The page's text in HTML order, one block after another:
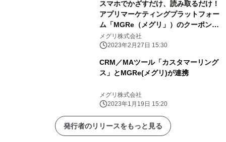
スマホでかざすだけ、読み取るだけ！
アプリマーケティングプラットフォー
ム「MGRe（メグリ」）のクーポン機
能に NFCタグ、QRコード対応クーポ
ンが登場
メグリ株式会社
2023年2月27日 15:30
CRM／MAツール「カスタマーリング
ス」とMGRe(メグリ)が連携
メグリ株式会社
2023年1月19日 15:20
発行者のリリースをもっと見る